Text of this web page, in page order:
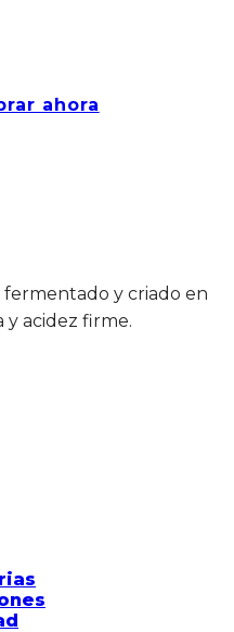
ahora
y criado en
y acidez firme.